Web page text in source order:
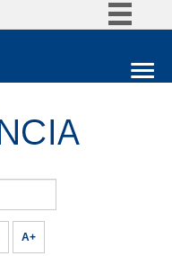
Acesso à informaçãoEstude na UnB
A+